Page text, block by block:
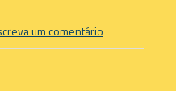
um comentário